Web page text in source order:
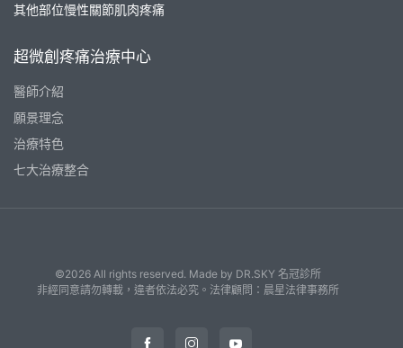
其他部位慢性關節肌肉疼痛
超微創疼痛治療中心
醫師介紹
願景理念
治療特色
七大治療整合
©2026 All rights reserved. Made by DR.SKY 名冠診所
非經同意請勿轉載，違者依法必究。法律顧問：晨星法律事務所